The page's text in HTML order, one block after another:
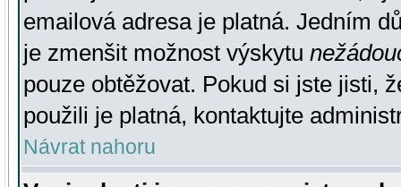
emailová adresa je platná. Jedním
je zmenšit možnost výskytu
pouze obtěžovat. Pokud si jste jisti,
použili je platná, kontaktujte
Návrat nahoru